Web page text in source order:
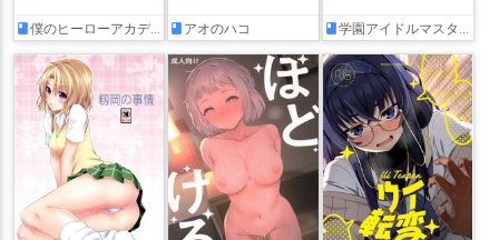
僕のヒーローアカデミア アオのハコ 学園アイドルマスター